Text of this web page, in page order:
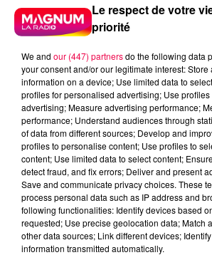
MAGNUM LA RADIO
QUIZZ TONIC
VOSGES
LE SYNDICAT
NATHAN SLAMA
QUIZZ TONIC avec Tristan du
Le respect de votre
priorité
We and our (447) partnersdo the following data
your consent and/or our legitimate interest: Store
information on a device; Use limited data to
profiles for personalised advertising; Use
advertising; Measure advertising performance;
performance; Understand audiences through
of data from different sources; Develop and
profiles to personalise content; Use profiles to
content; Use limited data to select content;
detect fraud, and fix errors; Deliver and present
Save and communicate privacy choices. These
process personal data such as IP address and
following functionalities: Identify devices based
requested; Use precise geolocation data; Match
other data sources; Link different devices;
information transmitted automatically.